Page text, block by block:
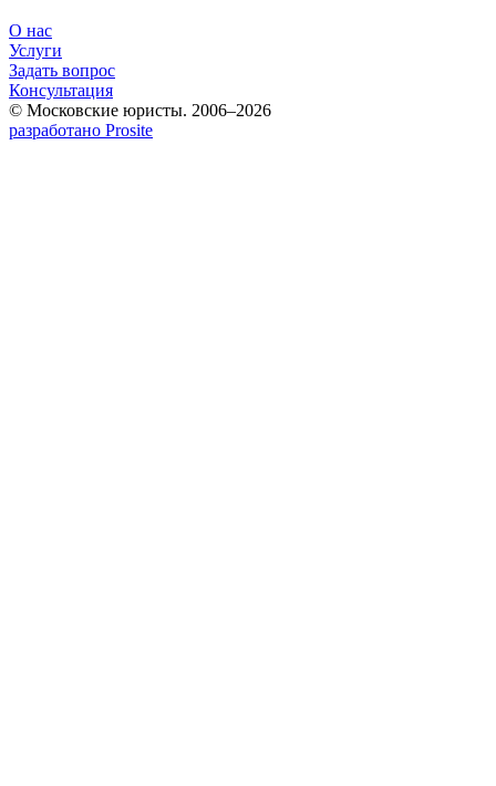
О нас
Услуги
Задать вопрос
Консультация
© Московские юристы. 2006–2026
разработано Prosite